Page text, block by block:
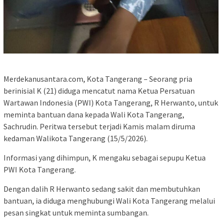
Merdekanusantara.com, Kota Tangerang – Seorang pria
berinisial K (21) diduga mencatut nama Ketua Persatuan
Wartawan Indonesia (PWI) Kota Tangerang, R Herwanto, untuk
meminta bantuan dana kepada Wali Kota Tangerang,
Sachrudin. Peritwa tersebut terjadi Kamis malam diruma
kedaman Walikota Tangerang (15/5/2026).
Informasi yang dihimpun, K mengaku sebagai sepupu Ketua
PWI Kota Tangerang.
Dengan dalih R Herwanto sedang sakit dan membutuhkan
bantuan, ia diduga menghubungi Wali Kota Tangerang melalui
pesan singkat untuk meminta sumbangan.